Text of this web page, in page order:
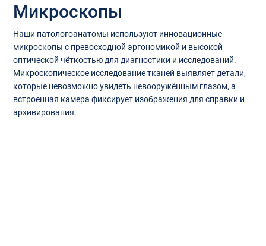
Микроскопы
Наши патологоанатомы используют инновационные
микроскопы с превосходной эргономикой и высокой
оптической чёткостью для диагностики и исследований.
Микроскопическое исследование тканей выявляет детали,
которые невозможно увидеть невооружённым глазом, а
встроенная камера фиксирует изображения для справки и
архивирования.